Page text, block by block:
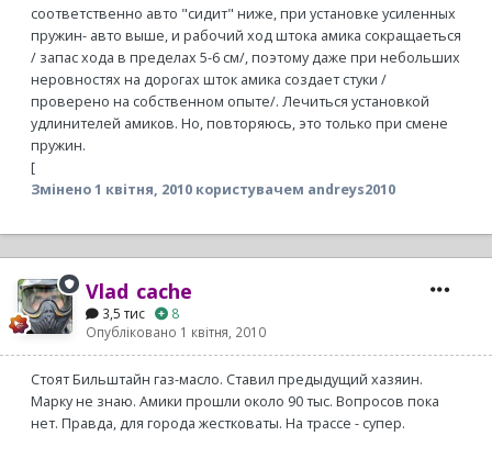
соответственно авто "сидит" ниже, при установке усиленных
пружин- авто выше, и рабочий ход штока амика сокращаеться
/ запас хода в пределах 5-6 см/, поэтому даже при небольших
неровностях на дорогах шток амика создает стуки /
проверено на собственном опыте/. Лечиться установкой
удлинителей амиков. Но, повторяюсь, это только при смене
пружин.
[
Змінено1 квітня, 2010 користувачем andreys2010
Vlad_cache
3,5 тис
8
Опубліковано 1 квітня, 2010
Стоят Бильштайн газ-масло. Ставил предыдущий хазяин.
Марку не знаю. Амики прошли около 90 тыс. Вопросов пока
нет. Правда, для города жестковаты. На трассе - супер.